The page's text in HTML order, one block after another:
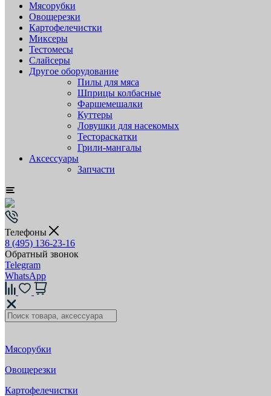
Мясорубки
Овощерезки
Картофелечистки
Миксеры
Тестомесы
Слайсеры
Другое оборудование
Пилы для мяса
Шприцы колбасные
Фаршемешалки
Куттеры
Ловушки для насекомых
Тестораскатки
Грили-мангалы
Аксессуары
Запчасти
Телефоны
8 (495) 136-23-16
Обратный звонок
Telegram
WhatsApp
Мясорубки
Овощерезки
Картофелечистки